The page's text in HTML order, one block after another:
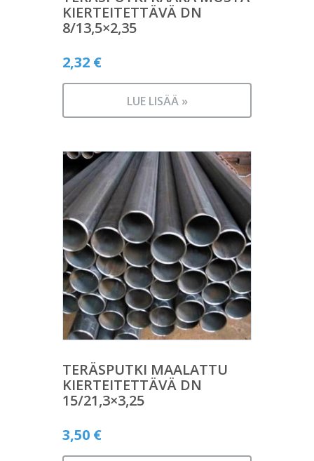
KIERTEITETTÄVÄ DN
8/13,5×2,35
2,32 €
LUE LISÄÄ »
TERÄSPUTKI MAALATTU
KIERTEITETTÄVÄ DN
15/21,3×3,25
3,50 €